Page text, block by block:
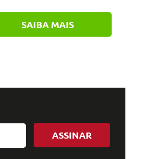
SAIBA MAIS
ASSINAR